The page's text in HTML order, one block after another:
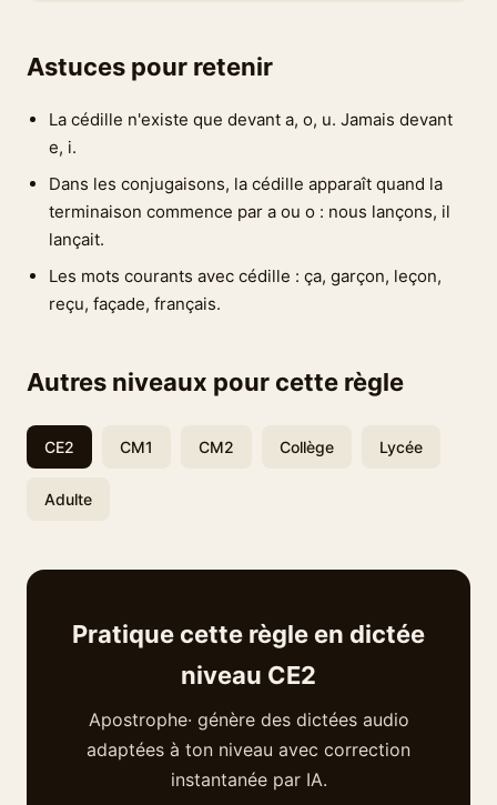
Astuces pour retenir
La cédille n'existe que devant a, o, u. Jamais devant
e, i.
Dans les conjugaisons, la cédille apparaît quand la
terminaison commence par a ou o : nous lançons, il
lançait.
Les mots courants avec cédille : ça, garçon, leçon,
reçu, façade, français.
Autres niveaux pour cette règle
CE2 CM1 CM2 Collège Lycée
Adulte
Pratique cette règle en dictée
niveau CE2
Apostrophe· génère des dictées audio
adaptées à ton niveau avec correction
instantanée par IA.